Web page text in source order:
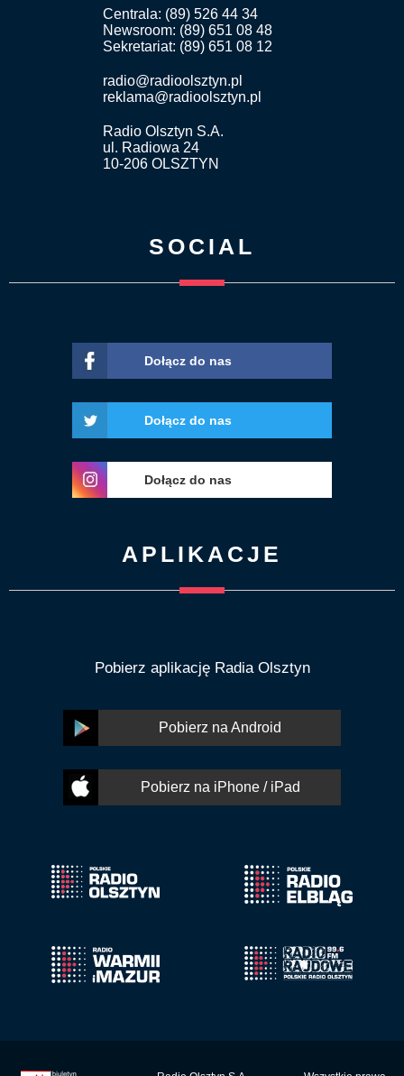
Centrala: (89) 526 44 34
Newsroom: (89) 651 08 48
Sekretariat: (89) 651 08 12
radio@radioolsztyn.pl
reklama@radioolsztyn.pl
Radio Olsztyn S.A.
ul. Radiowa 24
10-206 OLSZTYN
SOCIAL
Dołącz do nas
Dołącz do nas
Dołącz do nas
APLIKACJE
Pobierz aplikację Radia Olsztyn
Pobierz na Android
Pobierz na iPhone / iPad